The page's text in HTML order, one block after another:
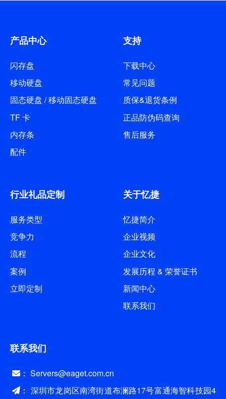
产品中心
闪存盘
移动硬盘
固态硬盘 / 移动固态硬盘
TF 卡
内存条
配件
支持
下载中心
常见问题
质保&退货条例
正品防伪码查询
售后服务
行业礼品定制
服务类型
竞争力
流程
案例
立即定制
关于忆捷
忆捷简介
企业视频
企业文化
发展历程 & 荣誉证书
新闻中心
联系我们
联系我们
： Servers@eaget.com.cn
： 深圳市龙岗区南湾街道布澜路17号富通海智科技园4